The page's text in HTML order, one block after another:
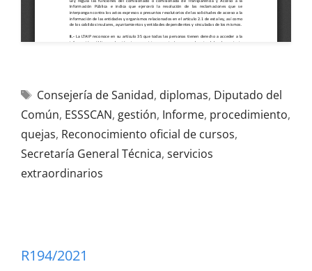
Consejería de Sanidad, diplomas, Diputado del
Común, ESSSCAN, gestión, Informe, procedimiento,
quejas, Reconocimiento oficial de cursos,
Secretaría General Técnica, servicios
extraordinarios
R194/2021